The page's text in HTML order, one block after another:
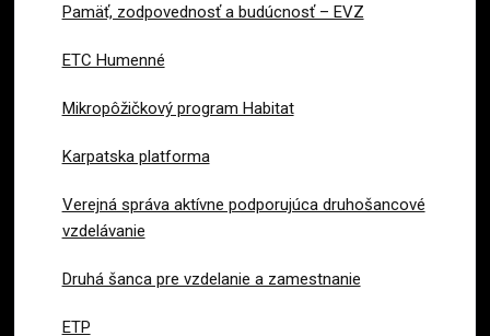
Pamäť, zodpovednosť a budúcnosť – EVZ
ETC Humenné
Mikropôžičkový program Habitat
Karpatska platforma
Verejná správa aktívne podporujúca druhošancové
vzdelávanie
Druhá šanca pre vzdelanie a zamestnanie
ETP